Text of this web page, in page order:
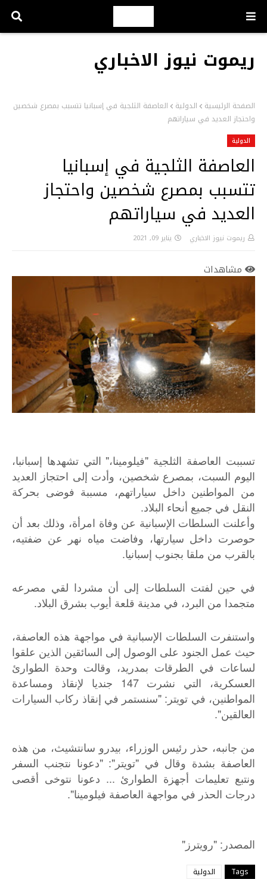
ريموت نيوز الاخباري
الصفحة الرئيسية الدولية
العاصفة الثلجية في إسبانيا تتسبب بمصرع شخصين
واحتجاز العديد في سياراتهم
الدولية
العاصفة الثلجية في إسبانيا
تتسبب بمصرع شخصين واحتجاز
العديد في سياراتهم
ريموت نيوز الاخباري يناير 09, 2021
مشاهدات
تسببت العاصفة الثلجية "فيلومينا،" التي تشهدها إسبانبا،
اليوم السبت، بمصرع شخصين، وأدت إلى احتجاز العديد
من المواطنين داخل سياراتهم، مسببة فوضى بحركة
النقل في جميع أنحاء البلاد.
وأعلنت السلطات الإسبانية عن وفاة امرأة، وذلك بعد أن
حوصرت داخل سيارتها، وفاضت مياه نهر عن ضفتيه،
بالقرب من ملقا بجنوب إسبانيا.
في حين لفتت السلطات إلى أن مشردا لقي مصرعه
متجمدا من البرد، في مدينة قلعة أيوب بشرق البلاد.
واستنفرت السلطات الإسبانية في مواجهة هذه العاصفة،
حيث عمل الجنود على الوصول إلى السائقين الذين علقوا
لساعات في الطرقات بمدريد، وقالت وحدة الطوارئ
العسكرية، التي نشرت 147 جنديا لإنقاذ ومساعدة
المواطنين، في تويتر: "سنستمر في إنقاذ ركاب السيارات
العالقين".
من جانبه، حذر رئيس الوزراء، بيدرو سانتشيث، من هذه
العاصفة بشدة وقال في "تويتر": "دعونا نتجنب السفر
ونتبع تعليمات أجهزة الطوارئ ... دعونا نتوخى أقصى
درجات الحذر في مواجهة العاصفة فيلومينا".
المصدر : "رويترز "
Tags الدولية